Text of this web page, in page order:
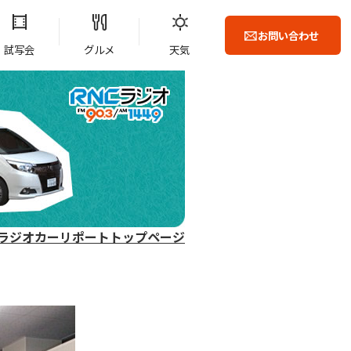
試写会 グルメ 天気
お問い合わせ
ジオカーリポートトップページ